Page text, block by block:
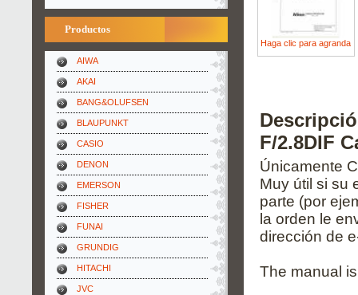
Productos
AIWA
AKAI
BANG&OLUFSEN
BLAUPUNKT
CASIO
DENON
EMERSON
FISHER
FUNAI
GRUNDIG
HITACHI
JVC
Haga clic para agranda
F/2.8DIF
Únicamente
Muy útil si su
parte (por
la orden le
dirección de
The manual